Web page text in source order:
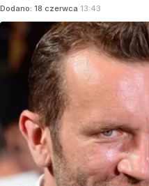
Dodano: 18 czerwca 13:43